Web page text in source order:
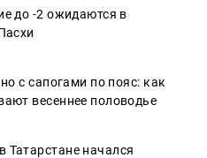
до -2 ожидаются в
с сапогами по пояс: как
весеннее половодье
начался